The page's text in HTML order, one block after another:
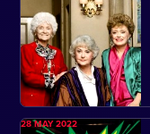
28 MAY 2022